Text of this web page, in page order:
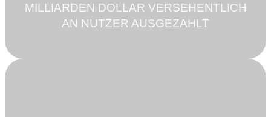
MILLIARDEN DOLLAR VERSEHENTLICH
AN NUTZER AUSGEZAHLT